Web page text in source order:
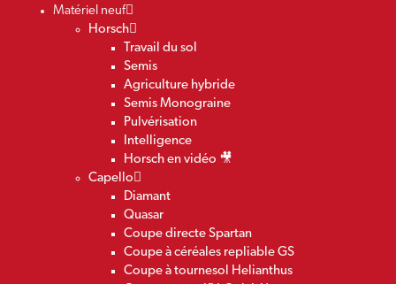
Matériel neuf
Horsch
Travail du sol
Semis
Agriculture hybride
Semis Monograine
Pulvérisation
Intelligence
Horsch en vidéo 🎥
Capello
Diamant
Quasar
Coupe directe Spartan
Coupe à céréales repliable GS
Coupe à tournesol Helianthus